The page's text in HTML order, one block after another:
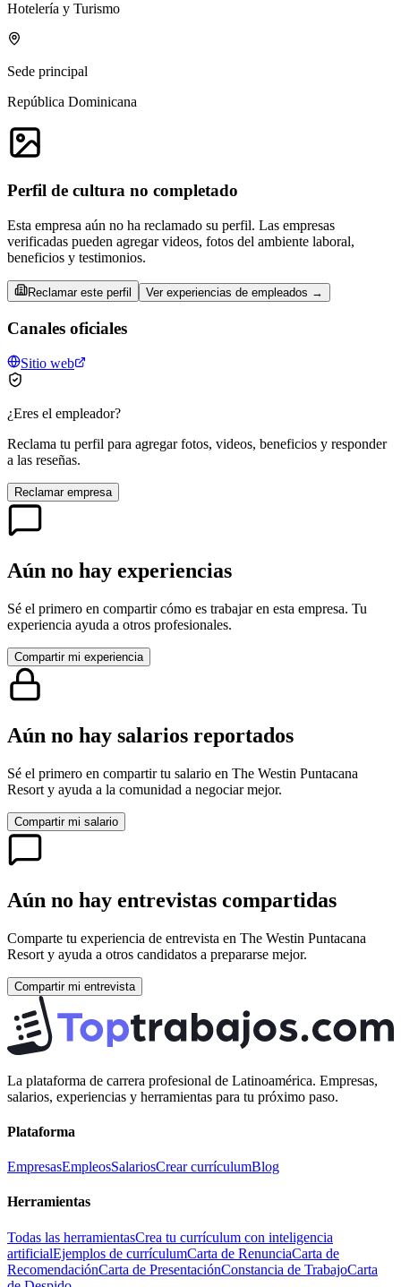
Hotelería y Turismo
Sede principal
República Dominicana
Perfil de cultura no completado
Esta empresa aún no ha reclamado su perfil. Las empresas
verificadas pueden agregar videos, fotos del ambiente laboral,
beneficios y testimonios.
Reclamar este perfil Ver experiencias de empleados →
Canales oficiales
Sitio web
¿Eres el empleador?
Reclama tu perfil para agregar fotos, videos, beneficios y responder
a las reseñas.
Reclamar empresa
Aún no hay experiencias
Sé el primero en compartir cómo es trabajar en esta empresa. Tu
experiencia ayuda a otros profesionales.
Compartir mi experiencia
Aún no hay salarios reportados
Sé el primero en compartir tu salario en The Westin Puntacana
Resort y ayuda a la comunidad a negociar mejor.
Compartir mi salario
Aún no hay entrevistas compartidas
Comparte tu experiencia de entrevista en The Westin Puntacana
Resort y ayuda a otros candidatos a prepararse mejor.
Compartir mi entrevista
La plataforma de carrera profesional de Latinoamérica. Empresas,
salarios, experiencias y herramientas para tu próximo paso.
Plataforma
EmpresasEmpleosSalariosCrear currículumBlog
Herramientas
Todas las herramientasCrea tu currículum con inteligencia
artificialEjemplos de currículumCarta de RenunciaCarta de
RecomendaciónCarta de PresentaciónConstancia de TrabajoCarta